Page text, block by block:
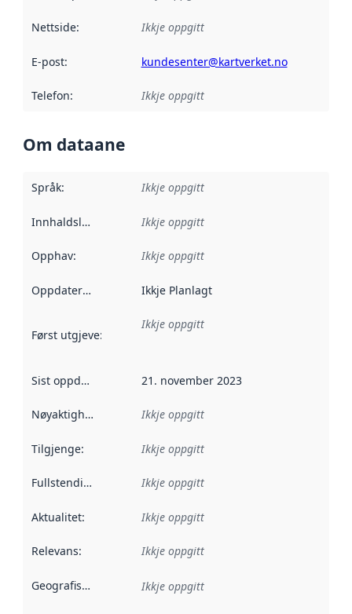
Nettside: Ikkje oppgitt
E-post: kundesenter@kartverket.no
Telefon: Ikkje oppgitt
Om dataane
Språk: Ikkje oppgitt
Innhaldsleverandørar :
Ikkje oppgitt
Opphav: Ikkje oppgitt
Oppdateringsfrekvens :
Ikkje Planlagt
Først utgjeve: Denne datoen seier når dataa i dette
Ikkje oppgitt
Sist oppdatert 21. november 2023
Nøyaktigheit Ikkje oppgitt
Tilgjenge: Ikkje oppgitt
Fullstendigheit Ikkje oppgitt
Aktualitet: Ikkje oppgitt
Relevans: Ikkje oppgitt
Geografisk område Ikkje oppgitt